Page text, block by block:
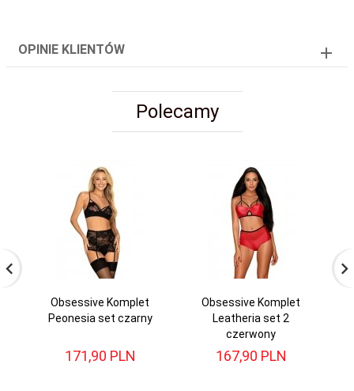
OPINIE KLIENTÓW
Polecamy
Obsessive Komplet
Peonesia set czarny
171,90 PLN
Obsessive Komplet
Leatheria set 2
czerwony
167,90 PLN